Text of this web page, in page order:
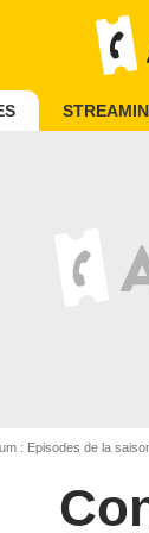
: Episodes de la